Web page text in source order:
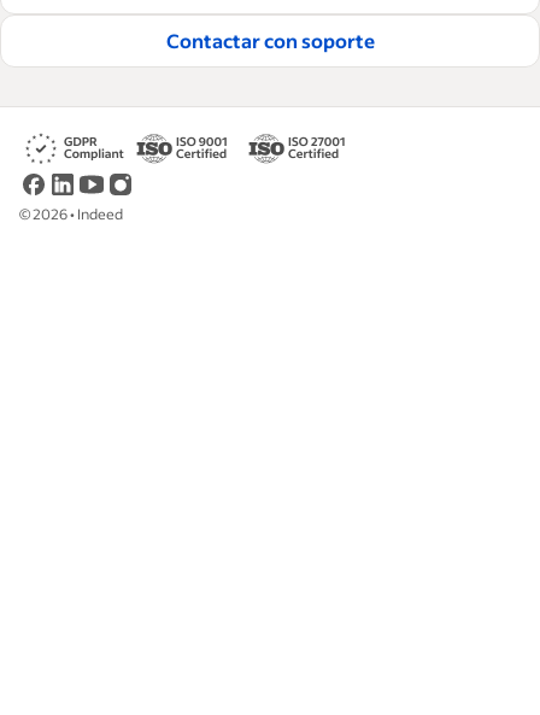
Lea nuestras guías editoriales
Contactar con soporte
©2026• Indeed